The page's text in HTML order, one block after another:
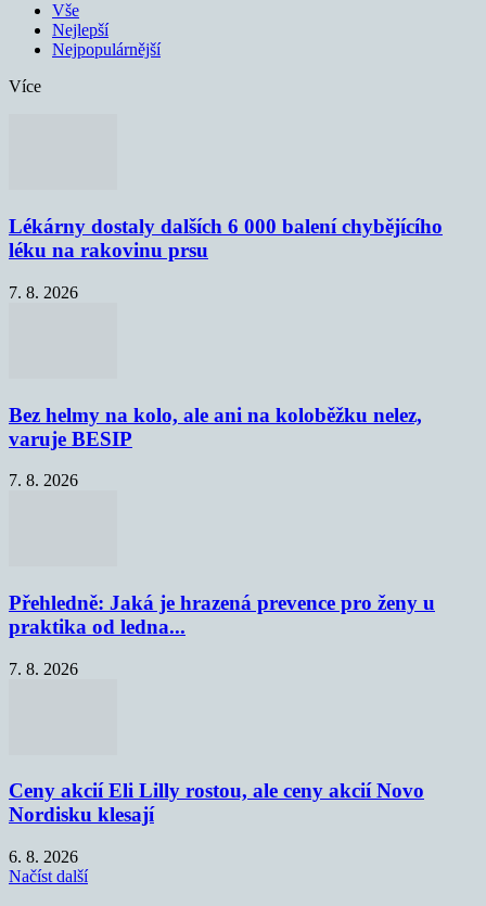
Vše
Nejlepší
Nejpopulárnější
Více
Lékárny dostaly dalších 6 000 balení chybějícího
léku na rakovinu prsu
7. 8. 2026
Bez helmy na kolo, ale ani na koloběžku nelez,
varuje BESIP
7. 8. 2026
Přehledně: Jaká je hrazená prevence pro ženy u
praktika od ledna...
7. 8. 2026
Ceny akcií Eli Lilly rostou, ale ceny akcií Novo
Nordisku klesají
6. 8. 2026
Načíst další